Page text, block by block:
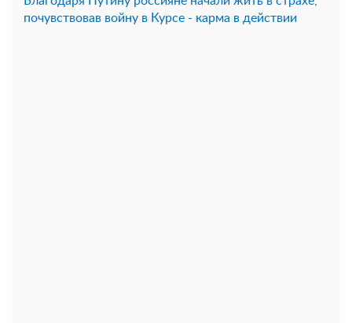
почувствовав войну в Курсе - карма в действии